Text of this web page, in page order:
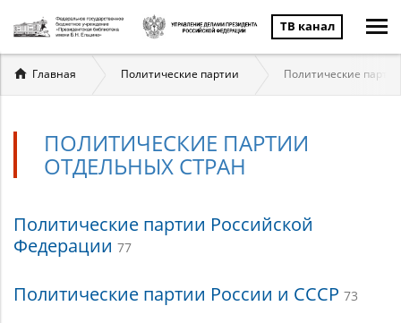
ТВ канал
Вы
здесь
Главная Политические партии Политические
ПОЛИТИЧЕСКИЕ ПАРТИИ
ОТДЕЛЬНЫХ СТРАН
Политические
партии
отдельных
Политические партии Российской
Федерации 77
Политические партии России и СССР 73